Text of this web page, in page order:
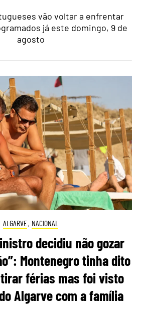
vão voltar a enfrentar
já este domingo, 9 de
agosto
ALGARVE, NACIONAL
decidiu não gozar
Montenegro tinha dito
férias mas foi visto
Algarve com a família